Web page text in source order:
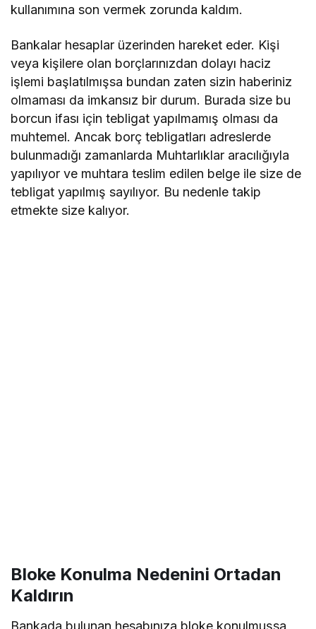
kullanımına son vermek zorunda kaldım.
Bankalar hesaplar üzerinden hareket eder. Kişi
veya kişilere olan borçlarınızdan dolayı haciz
işlemi başlatılmışsa bundan zaten sizin haberiniz
olmaması da imkansız bir durum. Burada size bu
borcun ifası için tebligat yapılmamış olması da
muhtemel. Ancak borç tebligatları adreslerde
bulunmadığı zamanlarda Muhtarlıklar aracılığıyla
yapılıyor ve muhtara teslim edilen belge ile size de
tebligat yapılmış sayılıyor. Bu nedenle takip
etmekte size kalıyor.
Bloke Konulma Nedenini Ortadan
Kaldırın
Bankada bulunan hesabınıza bloke konulmuşsa